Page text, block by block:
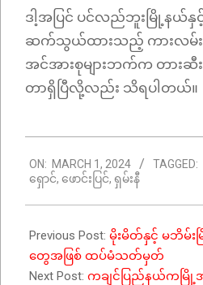
ဒါ့အပြင် ပင်လည်ဘူးမြို့နယ်နှ
ဆက်သွယ်ထားသည့် ကားလမ်း
အင်အားစုများဘက်က တားဆီ
တာရှိပြီလို့လည်း သိရပါတယ်။
03-
01
ON: MARCH 1, 2024 TAGGED:
ရှောင်, ဖောင်းပြင်, ရှမ်းနီ
Previous Post: မိုးမိတ်နှင့် မဘိမ်း
တွေအဖြစ် ထပ်မံသတ်မှတ်
Next Post: ကချင်ပြည်နယ်ကမြို့အ